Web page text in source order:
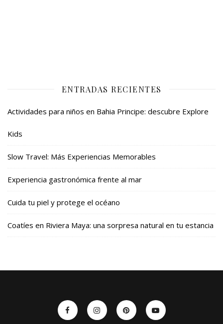
ENTRADAS RECIENTES
Actividades para niños en Bahia Principe: descubre Explore
Kids
Slow Travel: Más Experiencias Memorables
Experiencia gastronómica frente al mar
Cuida tu piel y protege el océano
Coatíes en Riviera Maya: una sorpresa natural en tu estancia